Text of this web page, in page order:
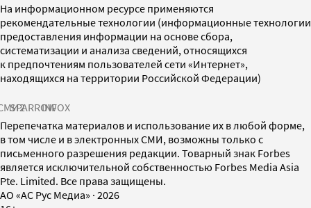
На информационном ресурсе применяются
рекомендательные технологии (информационные технологии
предоставления информации на основе сбора,
систематизации и анализа сведений, относящихся
к предпочтениям пользователей сети «Интернет»,
находящихся на территории Российской Федерации)
SPARROWINFOX
Перепечатка материалов и использование их в любой форме,
в том числе и в электронных СМИ, возможны только с
письменного разрешения редакции. Товарный знак Forbes
является исключительной собственностью Forbes Media Asia
Pte. Limited. Все права защищены.
AO «АС Рус Медиа» · 2026